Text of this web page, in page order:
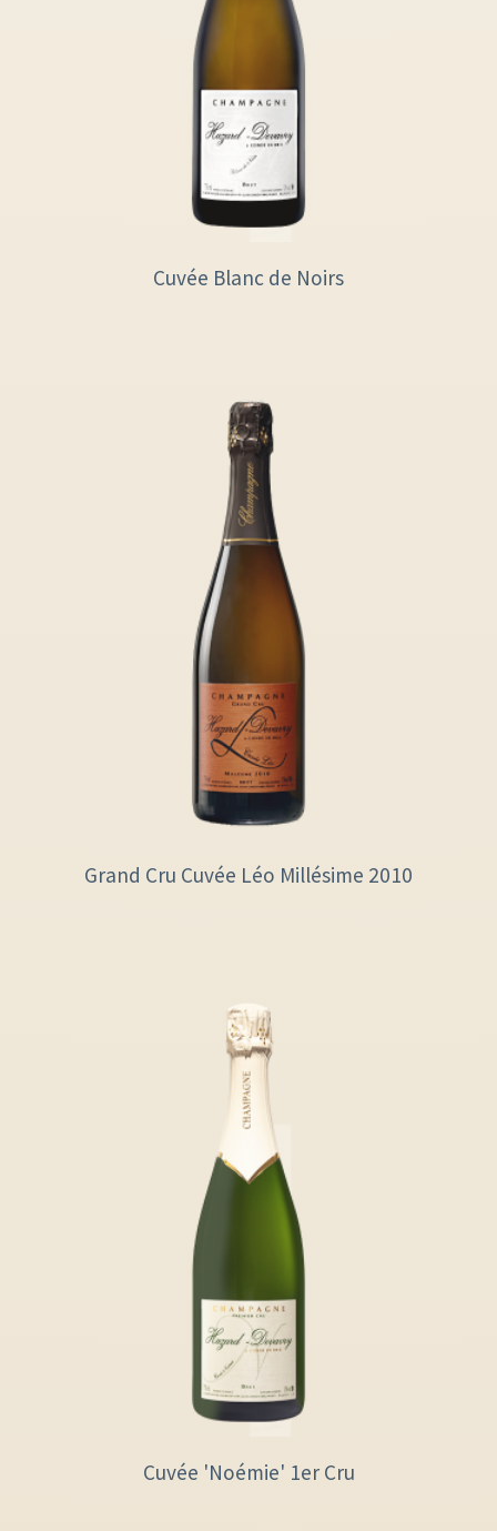
Cuvée Blanc de Noirs
Grand Cru Cuvée Léo Millésime 2010
Cuvée 'Noémie' 1er Cru